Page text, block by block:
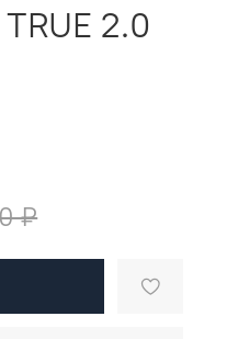
2.0
₽